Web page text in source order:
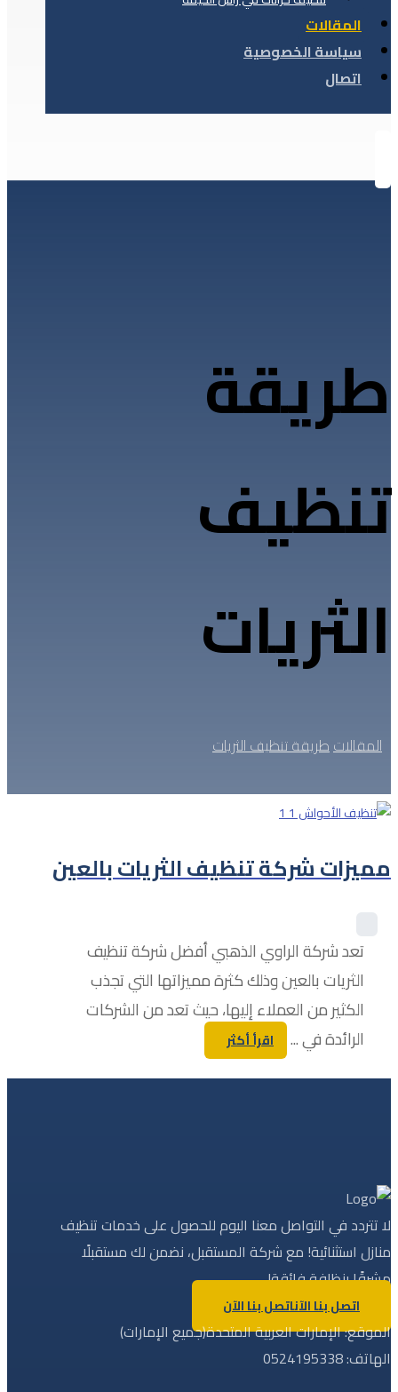
المقالات
سياسة الخصوصية
اتصال
طريقة
تنظيف
الثريات
المقالاتطريقة تنظيف الثريات
مميزات شركة تنظيف الثريات بالعين
تعد شركة الراوي الذهبي أفضل شركة تنظيف
الثريات بالعين وذلك كثرة مميزاتها التي تجذب
الكثير من العملاء إليها، حيث تعد من الشركات
الرائدة في ...
اقرأ أكثر
لا تتردد في التواصل معنا اليوم للحصول على خدمات تنظيف
منازل استثنائية! مع شركة المستقبل، نضمن لك مستقبلًا
مشرقًا بنظافة فائقة!
اتصل بنا الآناتصل بنا الآن
الموقع: الإمارات العربية المتحدة(جميع الإمارات)
الهاتف: 0524195338